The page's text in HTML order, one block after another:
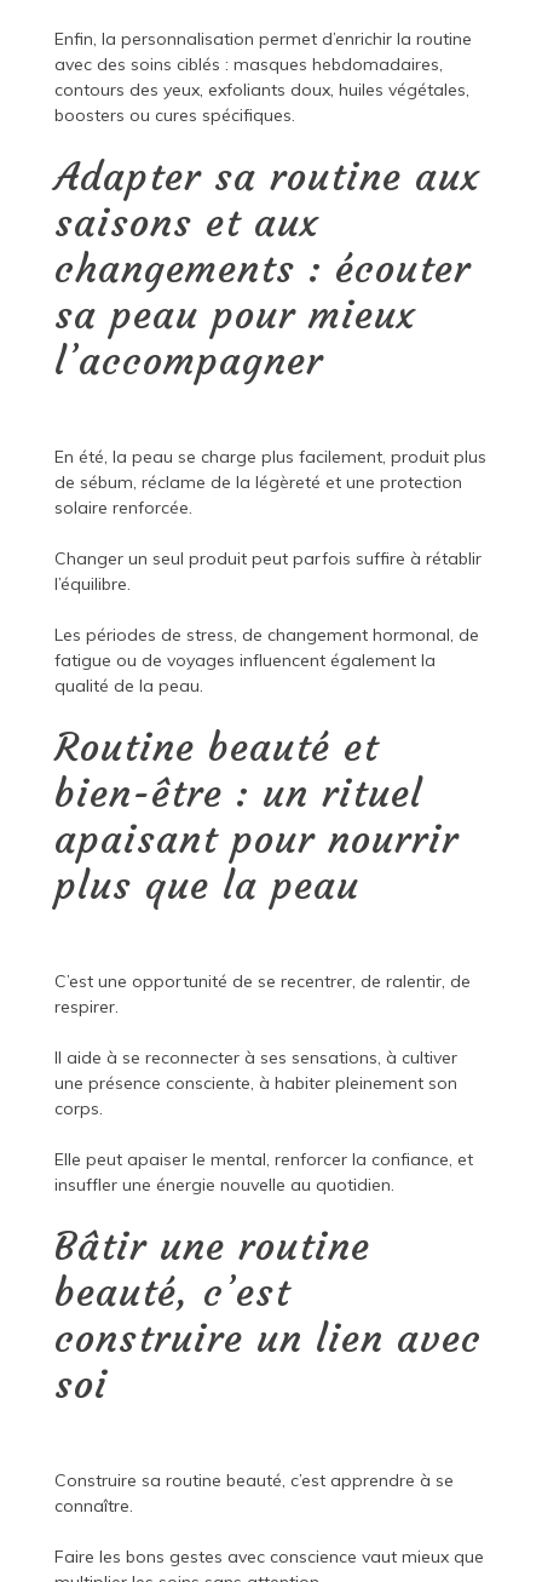
Enfin, la personnalisation permet d’enrichir la routine
avec des soins ciblés : masques hebdomadaires,
contours des yeux, exfoliants doux, huiles végétales,
boosters ou cures spécifiques.
Adapter sa routine aux
saisons et aux
changements : écouter
sa peau pour mieux
l’accompagner
En été, la peau se charge plus facilement, produit plus
de sébum, réclame de la légèreté et une protection
solaire renforcée.
Changer un seul produit peut parfois suffire à rétablir
l’équilibre.
Les périodes de stress, de changement hormonal, de
fatigue ou de voyages influencent également la
qualité de la peau.
Routine beauté et
bien-être : un rituel
apaisant pour nourrir
plus que la peau
C’est une opportunité de se recentrer, de ralentir, de
respirer.
Il aide à se reconnecter à ses sensations, à cultiver
une présence consciente, à habiter pleinement son
corps.
Elle peut apaiser le mental, renforcer la confiance, et
insuffler une énergie nouvelle au quotidien.
Bâtir une routine
beauté, c’est
construire un lien avec
soi
Construire sa routine beauté, c’est apprendre à se
connaître.
Faire les bons gestes avec conscience vaut mieux que